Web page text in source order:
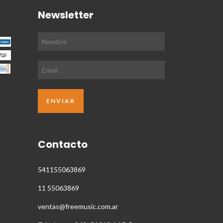
Newsletter
Contacto
541155063869
11 55063869
ventas@freemusic.com.ar